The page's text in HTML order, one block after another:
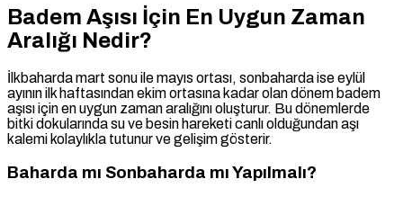
Badem Aşısı İçin En Uygun Zaman
Aralığı Nedir?
İlkbaharda mart sonu ile mayıs ortası, sonbaharda ise eylül
ayının ilk haftasından ekim ortasına kadar olan dönem badem
aşısı için en uygun zaman aralığını oluşturur. Bu dönemlerde
bitki dokularında su ve besin hareketi canlı olduğundan aşı
kalemi kolaylıkla tutunur ve gelişim gösterir.
Baharda mı Sonbaharda mı Yapılmalı?